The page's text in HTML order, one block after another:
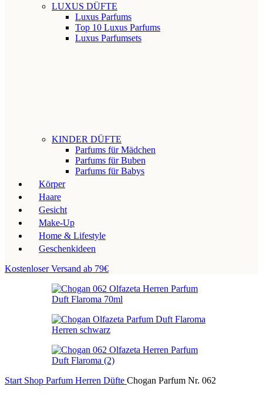
LUXUS DÜFTE
Luxus Parfums
Top 10 Luxus Parfums
Luxus Parfumsets
KINDER DÜFTE
Parfums für Mädchen
Parfums für Buben
Parfums für Babys
Körper
Haare
Gesicht
Make-Up
Home & Lifestyle
Geschenkideen
Kostenloser Versand ab 79€
Start Shop Parfum Herren Düfte Chogan Parfum Nr. 062